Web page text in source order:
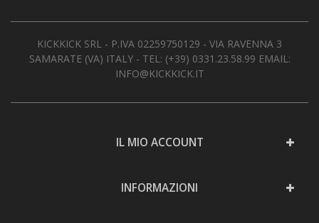
KICKKICK SRL - P.IVA 02259750129 - VIA RAVENNA 3
SAMARATE (VA) ITALY - TEL: (+39) 0331.23.58.99 EMAIL:
INFO@KICKKICK.IT
IL MIO ACCOUNT
INFORMAZIONI